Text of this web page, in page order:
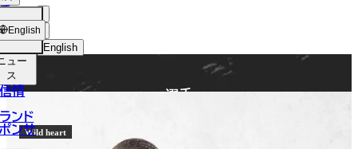
English
ョッ
プ
ュー
ス
情
ンド
ンサ
English
選手
Wild heart